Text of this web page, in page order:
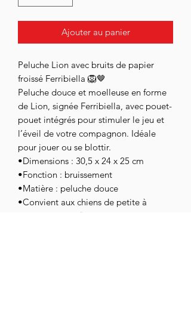
Ajouter au panier
Peluche Lion avec bruits de papier
froissé Ferribiella 🦁🤎
Peluche douce et moelleuse en forme
de Lion, signée Ferribiella, avec pouet-
pouet intégrés pour stimuler le jeu et
l’éveil de votre compagnon. Idéale
pour jouer ou se blottir.
•Dimensions : 30,5 x 24 x 25 cm
•Fonction : bruissement
•Matière : peluche douce
•Convient aux chiens de petite à
moyenne taille 🐾